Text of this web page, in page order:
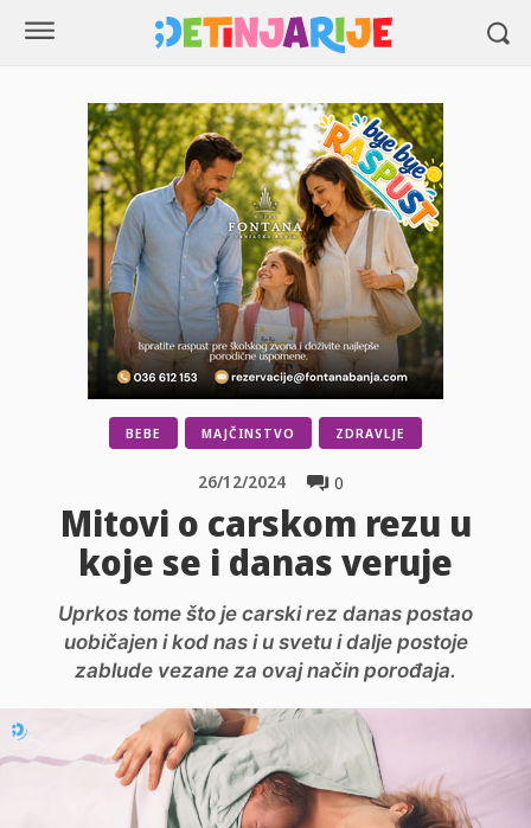
BEBE MAJČINSTVO ZDRAVLJE
0
26/12/2024
Mitovi o carskom rezu u
koje se i danas veruje
Uprkos tome što je carski rez danas postao
uobičajen i kod nas i u svetu i dalje postoje
zablude vezane za ovaj način porođaja.